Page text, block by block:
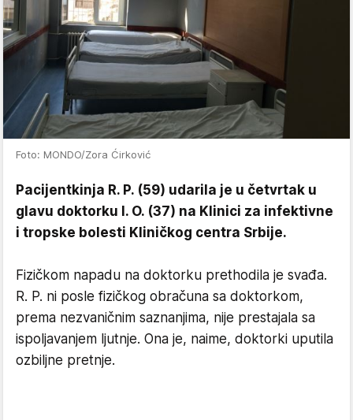
Foto: MONDO/Zora Ćirković
Pacijentkinja R. P. (59) udarila je u četvrtak u
glavu doktorku I. O. (37) na Klinici za infektivne
i tropske bolesti Kliničkog centra Srbije.
Fizičkom napadu na doktorku prethodila je svađa.
R. P. ni posle fizičkog obračuna sa doktorkom,
prema nezvaničnim saznanjima, nije prestajala sa
ispoljavanjem ljutnje. Ona je, naime, doktorki uputila
ozbiljne pretnje.